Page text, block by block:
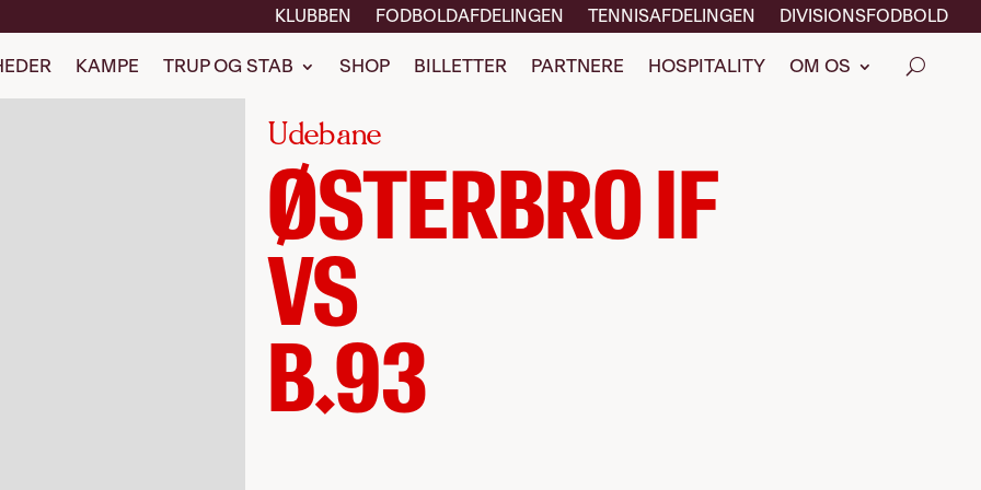
KLUBBEN FODBOLDAFDELINGEN TENNISAFDELINGEN DIVISIONSFODBOLD
KAMPE TRUP OG STAB SHOP BILLETTER PARTNERE HOSPITALITY OM OS
Udebane
ØSTERBRO IF
VS
B.93